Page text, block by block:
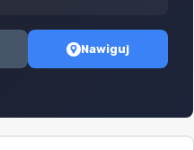
Nawiguj